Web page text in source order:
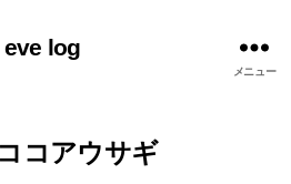
eve log
メニュー
ココアウサギ